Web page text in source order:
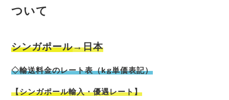
ついて
シンガポール→日本
◇輸送料金のレート表（kg単価表記）
【シンガポール輸入・優遇レート】